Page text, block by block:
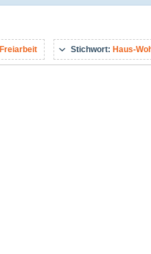
Freiarbeit Stichwort: Haus-